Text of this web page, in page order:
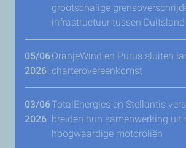
grootschalige
infrastructuur tussen Duitsland
05/06
2026
OranjeWind en Purus sluiten
charterovereenkomst
03/06
2026
TotalEnergies en Stellantis
breiden hun samenwerking uit
hoogwaardige motoroliën